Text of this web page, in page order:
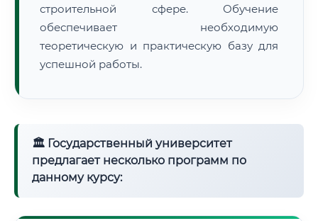
строительной сфере. Обучение
обеспечивает необходимую
теоретическую и практическую базу для
успешной работы.
🏛 Государственный университет
предлагает несколько программ по
данному курсу: